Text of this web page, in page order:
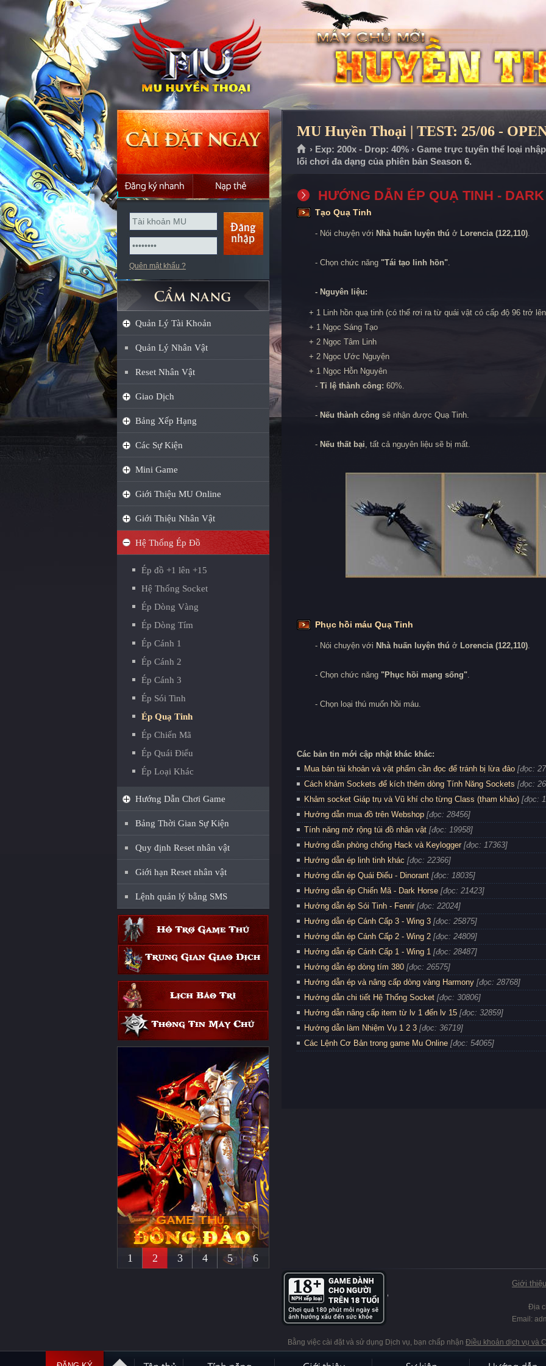
Quên mật khẩu ?
Quản Lý Tài Khoản
Quản Lý Nhân Vật
Reset Nhân Vật
Giao Dịch
Bảng Xếp Hạng
Các Sự Kiện
Mini Game
Giới Thiệu MU Online
Giới Thiệu Nhân Vật
Hệ Thống Ép Đồ
Ép đồ +1 lên +15
Hệ Thống Socket
Ép Dòng Vàng
Ép Dòng Tím
Ép Cánh 1
Ép Cánh 2
Ép Cánh 3
Ép Sói Tinh
Ép Quạ Tinh
Ép Chiến Mã
Ép Quái Điểu
Ép Loại Khác
Hướng Dẫn Chơi Game
Bảng Thời Gian Sự Kiện
Quy định Reset nhân vật
Giới hạn Reset nhân vật
Lệnh quản lý bằng SMS
1 2 3 4 5 6
MU Huyền Thoại | TEST: 25/06 -
› Exp: 200x - Drop: 40% › Game trực tuyến thể loại
lối chơi đa dạng của phiên bản Season 6.
HƯỚNG DẪN ÉP QUẠ TINH -
Tạo Quạ Tinh
- Nói chuyện với Nhà huấn luyện thú ở Lorencia (122,110).
- Chọn chức năng "Tái tạo linh hồn".
- Nguyên liệu:
+ 1 Linh hồn quạ tinh (có thể rơi ra từ quái vật có cấp độ 96 trở
+ 1 Ngọc Sáng Tạo
+ 2 Ngọc Tâm Linh
+ 2 Ngọc Ước Nguyện
+ 1 Ngọc Hỗn Nguyên
- Tỉ lệ thành công: 60%.
- Nếu thành công sẽ nhận được Quạ Tinh.
- Nếu thất bại, tất cả nguyên liệu sẽ bị mất.
Phục hồi máu Quạ Tinh
- Nói chuyện với Nhà huấn luyện thú ở Lorencia (122,110).
- Chọn chức năng "Phục hồi mạng sống".
- Chọn loại thú muốn hồi máu.
Các bản tin mới cập nhật khác khác:
Mua bán tài khoản và vật phẩm cần đọc để tránh bị lừa đảo [đọc:
Cách khảm Sockets để kích thêm dòng Tính Năng Sockets [đọc:
Khảm socket Giáp trụ và Vũ khí cho từng Class (tham khảo) [đọc:
Hướng dẫn mua đồ trên Webshop [đọc: 28456]
Tính năng mở rộng túi đồ nhân vật [đọc: 19958]
Hướng dẫn phòng chống Hack và Keylogger [đọc: 17363]
Hướng dẫn ép linh tinh khác [đọc: 22366]
Hướng dẫn ép Quái Điểu - Dinorant [đọc: 18035]
Hướng dẫn ép Chiến Mã - Dark Horse [đọc: 21423]
Hướng dẫn ép Sói Tinh - Fenrir [đọc: 22024]
Hướng dẫn ép Cánh Cấp 3 - Wing 3 [đọc: 25875]
Hướng dẫn ép Cánh Cấp 2 - Wing 2 [đọc: 24809]
Hướng dẫn ép Cánh Cấp 1 - Wing 1 [đọc: 28487]
Hướng dẫn ép dòng tím 380 [đọc: 26575]
Hướng dẫn ép và nâng cấp dòng vàng Harmony [đọc: 28768]
Hướng dẫn chi tiết Hệ Thống Socket [đọc: 30806]
Hướng dẫn nâng cấp item từ lv 1 đến lv 15 [đọc: 32859]
Hướng dẫn làm Nhiệm Vụ 1 2 3 [đọc: 36719]
Các Lệnh Cơ Bản trong game Mu Online [đọc: 54065]
Giới thiệu
Địa
Email:
Bằng việc cài đặt và sử dụng Dịch vụ, bạn chấp nhận Điều khoản dịch vụ và